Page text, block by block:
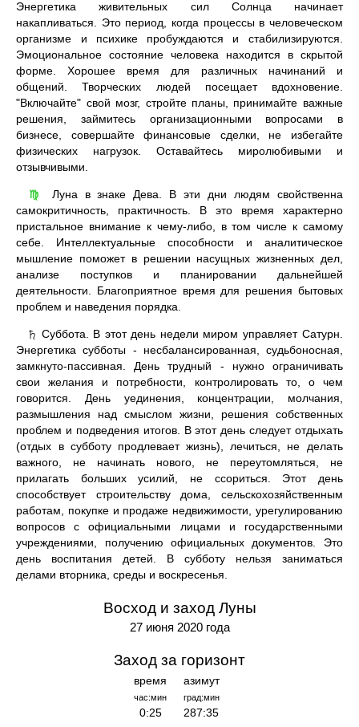
Энергетика живительных сил Солнца начинает
накапливаться. Это период, когда процессы в человеческом
организме и психике пробуждаются и стабилизируются.
Эмоциональное состояние человека находится в скрытой
форме. Хорошее время для различных начинаний и
общений. Творческих людей посещает вдохновение.
"Включайте" свой мозг, стройте планы, принимайте важные
решения, займитесь организационными вопросами в
бизнесе, совершайте финансовые сделки, не избегайте
физических нагрузок. Оставайтесь миролюбивыми и
отзывчивыми.
♍
Луна в знаке Дева. В эти дни людям свойственна
самокритичность, практичность. В это время характерно
пристальное внимание к чему-либо, в том числе к самому
себе. Интеллектуальные способности и аналитическое
мышление поможет в решении насущных жизненных дел,
анализе поступков и планировании дальнейшей
деятельности. Благоприятное время для решения бытовых
проблем и наведения порядка.
♄ Суббота. В этот день недели миром управляет Сатурн.
Энергетика субботы - несбалансированная, судьбоносная,
замкнуто-пассивная. День трудный - нужно ограничивать
свои желания и потребности, контролировать то, о чем
говорится. День уединения, концентрации, молчания,
размышления над смыслом жизни, решения собственных
проблем и подведения итогов. В этот день следует отдыхать
(отдых в субботу продлевает жизнь), лечиться, не делать
важного, не начинать нового, не переутомляться, не
прилагать больших усилий, не ссориться. Этот день
способствует строительству дома, сельскохозяйственным
работам, покупке и продаже недвижимости, урегулированию
вопросов с официальными лицами и государственными
учреждениями, получению официальных документов. Это
день воспитания детей. В субботу нельзя заниматься
делами вторника, среды и воскресенья.
Восход и заход Луны
27 июня 2020 года
Заход за горизонт
время
час:мин
0:25
азимут
град:мин
287:35